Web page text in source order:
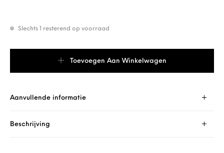
Slechts 1 resterend op voorraad
Toevoegen Aan Winkelwagen
Aanvullende informatie
Beschrijving